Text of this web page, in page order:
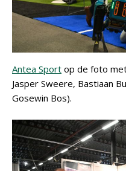
Antea Sport op de foto
Jasper Sweere, Bastiaan
Gosewin Bos).